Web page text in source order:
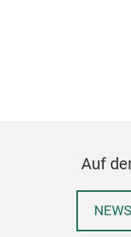
Auf